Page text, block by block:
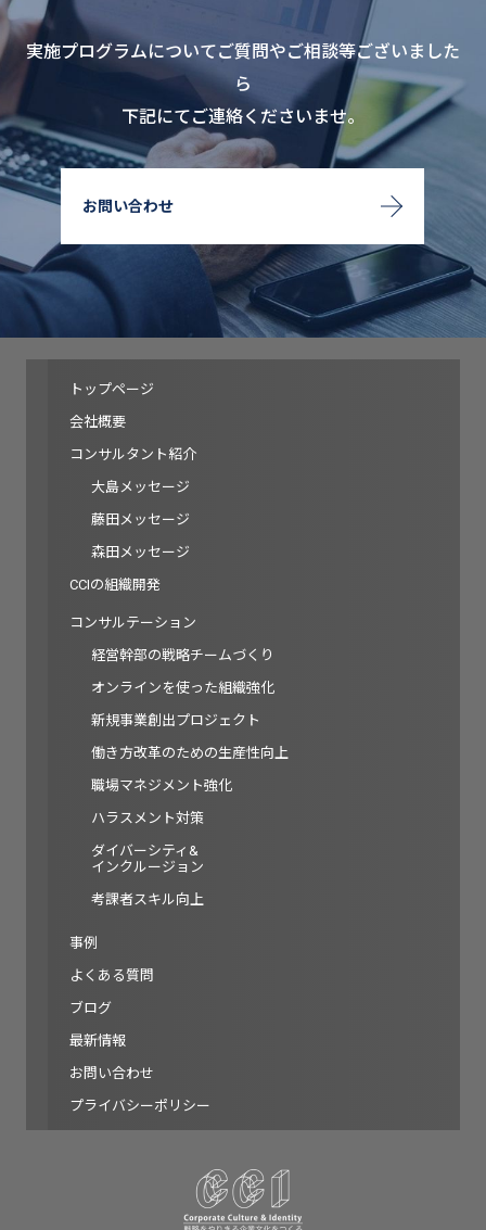
実施プログラムについてご質問やご相談等ございました
ら
下記にてご連絡くださいませ。
お問い合わせ
トップページ
会社概要
コンサルタント紹介
大島メッセージ
藤田メッセージ
森田メッセージ
CCIの組織開発
コンサルテーション
経営幹部の戦略チームづくり
オンラインを使った組織強化
新規事業創出プロジェクト
働き方改革のための生産性向上
職場マネジメント強化
ハラスメント対策
ダイバーシティ&
インクルージョン
考課者スキル向上
事例
よくある質問
ブログ
最新情報
お問い合わせ
プライバシーポリシー